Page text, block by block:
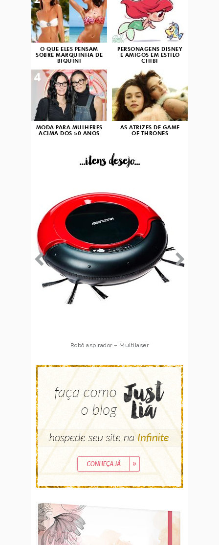
O QUE ELES PENSAM
SOBRE MARQUINHA DE
BIQUÍNI
PERSONAGENS DISNEY
E AMIGOS EM ESTILO
CHIBI
MODA PARA MULHERES
ACIMA DOS 50 ANOS
4
AS ATRIZES DE GAME
OF THRONES
...itens desejo...
Robô aspirador – Multilaser